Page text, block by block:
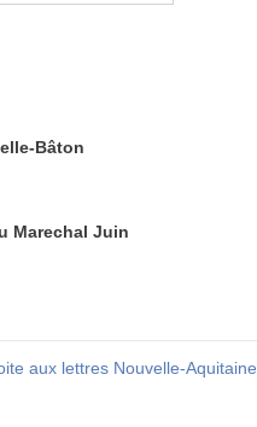
Bâton
Marechal Juin
aux lettres Nouvelle-Aquitaine